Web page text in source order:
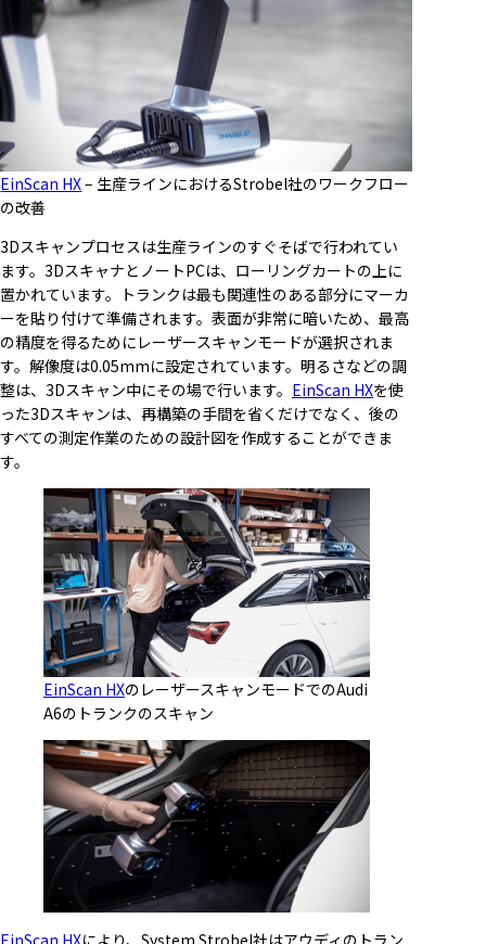
EinScan HX– 生産ラインにおけるStrobel社のワークフロー
の改善
3Dスキャンプロセスは生産ラインのすぐそばで行われてい
ます。3DスキャナとノートPCは、ローリングカートの上に
置かれています。トランクは最も関連性のある部分にマーカ
ーを貼り付けて準備されます。表面が非常に暗いため、最高
の精度を得るためにレーザースキャンモードが選択されま
す。解像度は0.05mmに設定されています。明るさなどの調
整は、3Dスキャン中にその場で行います。 EinScan HXを使
った3Dスキャンは、再構築の手間を省くだけでなく、後の
すべての測定作業のための設計図を作成することができま
す。
EinScan HXのレーザースキャンモードでのAudi
A6のトランクのスキャン